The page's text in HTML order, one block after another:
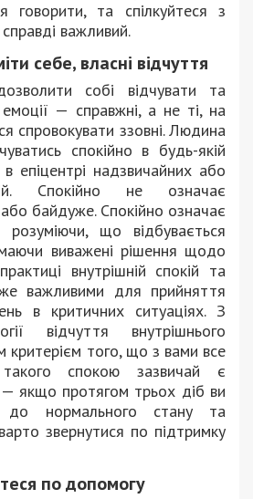
говорити, та спілкуйтеся з
важливий.
себе, власні відчуття
собі відчувати та
емоції — справжні, а не ті, на
спровокувати ззовні. Людина
спокійно в будь-якій
в епіцентрі надзвичайних або
Спокійно не означає
байдуже. Спокійно означає
що відбувається
виважені рішення щодо
внутрішній спокій та
важливими для прийняття
в критичних ситуаціях. З
відчуття внутрішнього
критерієм того, що з вами все
спокою зазвичай є
— якщо протягом трьох діб ви
до нормального стану та
звернутися по підтримку
по допомогу